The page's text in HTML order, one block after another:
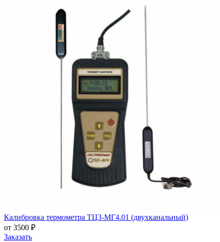
Калибровка термометра ТЦ3-МГ4.01 (двухканальный)
от 3500 ₽
Заказать